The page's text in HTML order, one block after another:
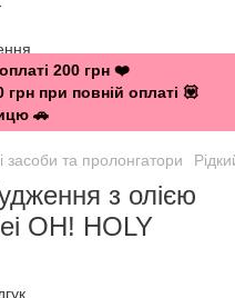
200 грн ❤️
при повній оплаті 💟
🚗
засоби та пролонгатори
з олією
OH! HOLY